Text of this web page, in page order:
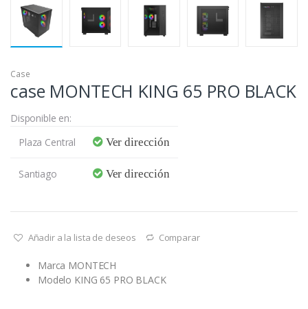
Case
case MONTECH KING 65 PRO BLACK
Disponible en:
Plaza Central
Ver dirección
Santiago Ver dirección
Añadir a la lista de deseos Comparar
Marca MONTECH
Modelo KING 65 PRO BLACK